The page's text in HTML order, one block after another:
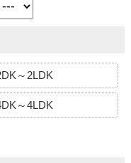
～2LDK
～4LDK